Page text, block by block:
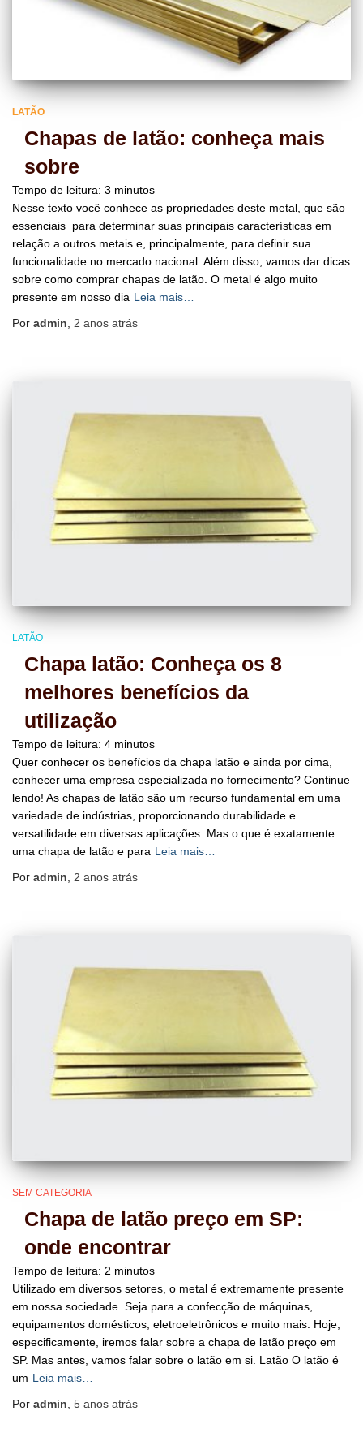
LATÃO
Chapas de latão: conheça mais
sobre
Tempo de leitura: 3 minutos
Nesse texto você conhece as propriedades deste metal, que são
essenciais para determinar suas principais características em
relação a outros metais e, principalmente, para definir sua
funcionalidade no mercado nacional. Além disso, vamos dar dicas
sobre como comprar chapas de latão. O metal é algo muito
presente em nosso dia Leia mais…
Por admin 2 anos atrás
LATÃO
Chapa latão: Conheça os 8
melhores benefícios da
utilização
Tempo de leitura: 4 minutos
Quer conhecer os benefícios da chapa latão e ainda por cima,
conhecer uma empresa especializada no fornecimento? Continue
lendo! As chapas de latão são um recurso fundamental em uma
variedade de indústrias, proporcionando durabilidade e
versatilidade em diversas aplicações. Mas o que é exatamente
uma chapa de latão e para Leia mais…
Por admin, 2 anos atrás
SEM CATEGORIA
Chapa de latão preço em SP:
onde encontrar
Tempo de leitura: 2 minutos
Utilizado em diversos setores, o metal é extremamente presente
em nossa sociedade. Seja para a confecção de máquinas,
equipamentos domésticos, eletroeletrônicos e muito mais. Hoje,
especificamente, iremos falar sobre a chapa de latão preço em
SP. Mas antes, vamos falar sobre o latão em si. Latão O latão é
um Leia mais…
Por admin 5 anos atrás